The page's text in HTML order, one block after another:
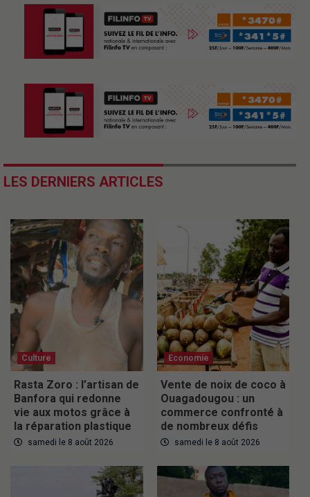
LES DERNIERS ARTICLES
Culture
Rasta Zoro : l’artisan de
Banfora qui redonne
vie aux motos grâce à
la réparation plastique
samedi le 8 août 2026
Economie
Vente de noix de coco à
Ouagadougou : un
commerce confronté à
de nombreux défis
samedi le 8 août 2026